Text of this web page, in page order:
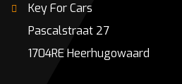
Key For Cars
Pascalstraat 27
1704RE Heerhugowaard